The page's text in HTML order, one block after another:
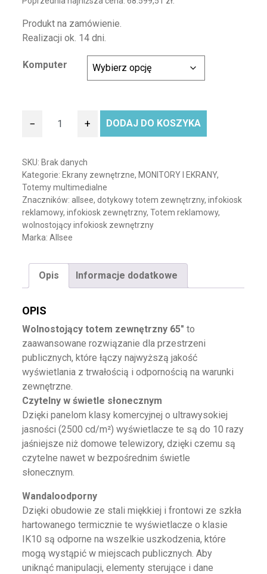
Produkt na zamówienie.
Realizacji ok. 14 dni.
Komputer
ilość Interaktywny totem reklamowy - zewnętrzny 65"
− + DODAJ DO KOSZYKA
SKU: Brak danych
Kategorie: Ekrany zewnętrzne, MONITORY I EKRANY,
Totemy multimedialne
Znaczników: allsee,dotykowy totem zewnętrzny,infokiosk
reklamowy,infokiosk zewnętrzny,Totem reklamowy,
wolnostojący infokiosk zewnętrzny
Marka:Allsee
Opis Informacje dodatkowe
OPIS
Wolnostojący totem zewnętrzny 65″ to
zaawansowane rozwiązanie dla przestrzeni
publicznych, które łączy najwyższą jakość
wyświetlania z trwałością i odpornością na warunki
zewnętrzne.
Czytelny w świetle słonecznym
Dzięki panelom klasy komercyjnej o ultrawysokiej
jasności (2500 cd/m²) wyświetlacze te są do 10 razy
jaśniejsze niż domowe telewizory, dzięki czemu są
czytelne nawet w bezpośrednim świetle
słonecznym.
Wandaloodporny
Dzięki obudowie ze stali miękkiej i frontowi ze szkła
hartowanego termicznie te wyświetlacze o klasie
IK10 są odporne na wszelkie uszkodzenia, które
mogą wystąpić w miejscach publicznych. Aby
uniknąć manipulacji, elementy sterujące i dane